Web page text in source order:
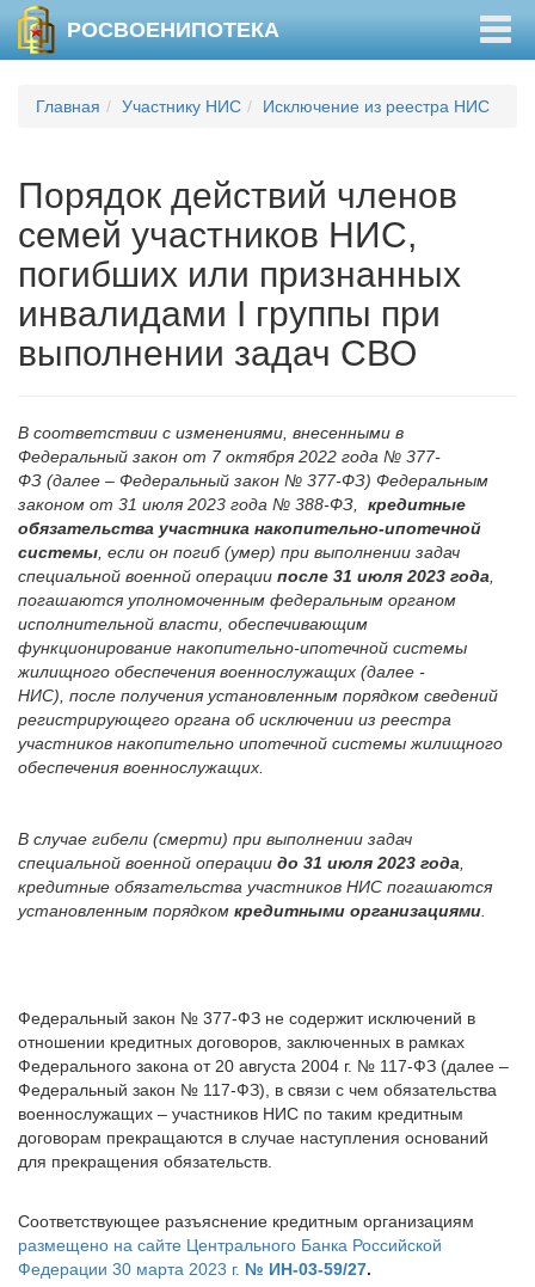
РОСВОЕНИПОТЕКА
Главная Участнику НИС Исключение из реестра НИС
Порядок действий членов
семей участников НИС,
погибших или признанных
инвалидами I группы при
выполнении задач СВО
В соответствии с изменениями, внесенными в
Федеральный закон от 7 октября 2022 года № 377-
ФЗ (далее – Федеральный закон № 377-ФЗ) Федеральным
законом от 31 июля 2023 года № 388-ФЗ, кредитные
обязательства участника накопительно-ипотечной
системы , если он погиб (умер) при выполнении задач
специальной военной операции после 31 июля 2023 года
погашаются уполномоченным федеральным органом
исполнительной власти, обеспечивающим
функционирование накопительно-ипотечной системы
жилищного обеспечения военнослужащих (далее -
НИС), после получения установленным порядком сведений
регистрирующего органа об исключении из реестра
участников накопительно ипотечной системы жилищного
обеспечения военнослужащих.
В случае гибели (смерти) при выполнении задач
специальной военной операции до 31 июля 2023 года
кредитные обязательства участников НИС погашаются
установленным порядком кредитными организациями
Федеральный закон № 377-ФЗ не содержит исключений в
отношении кредитных договоров, заключенных в рамках
Федерального закона от 20 августа 2004 г. № 117-ФЗ (далее –
Федеральный закон № 117-ФЗ), в связи с чем обязательства
военнослужащих – участников НИС по таким кредитным
договорам прекращаются в случае наступления оснований
для прекращения обязательств.
Соответствующее разъяснение кредитным организациям
размещено на сайте Центрального Банка Российской
Федерации 30 марта 2023 г. № ИН-03-59/27.